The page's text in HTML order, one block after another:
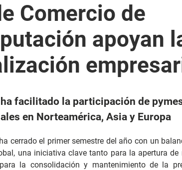
Comercio de
apoyan
facilitado la participación de
en Norteamérica, Asia y Europa
cerrado el primer semestre del año con un
una iniciativa clave tanto para la apertura de
la consolidación y mantenimiento de la